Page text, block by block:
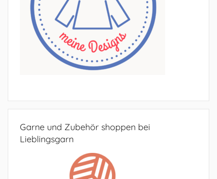
Garne und Zubehör shoppen bei
Lieblingsgarn